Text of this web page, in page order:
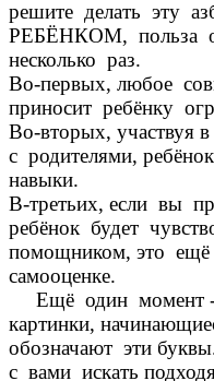
решите делать эту
РЕБЁНКОМ, польза
несколько раз.
Во-первых, любое
приносит ребёнку
Во-вторых, участвуя
с родителями,
навыки.
В-третьих, если вы
ребёнок будет
помощником, это
самооценке.
Ещё один момент -
картинки,
обозначают эти
с вами искать